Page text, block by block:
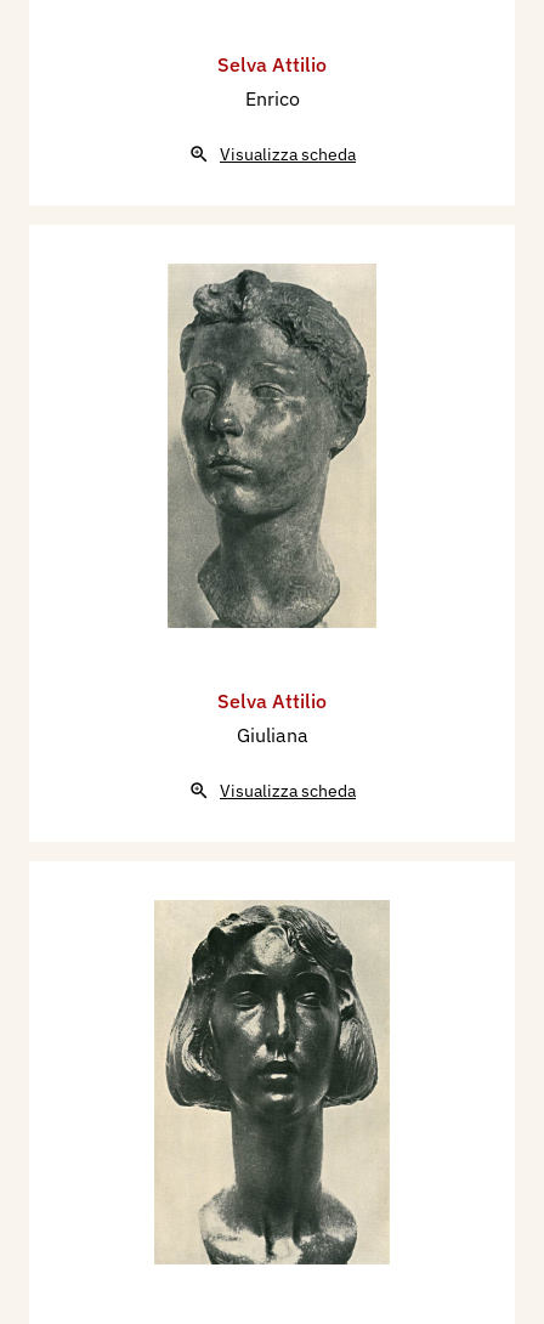
Selva Attilio
Enrico
Visualizza scheda
Selva Attilio
Giuliana
Visualizza scheda